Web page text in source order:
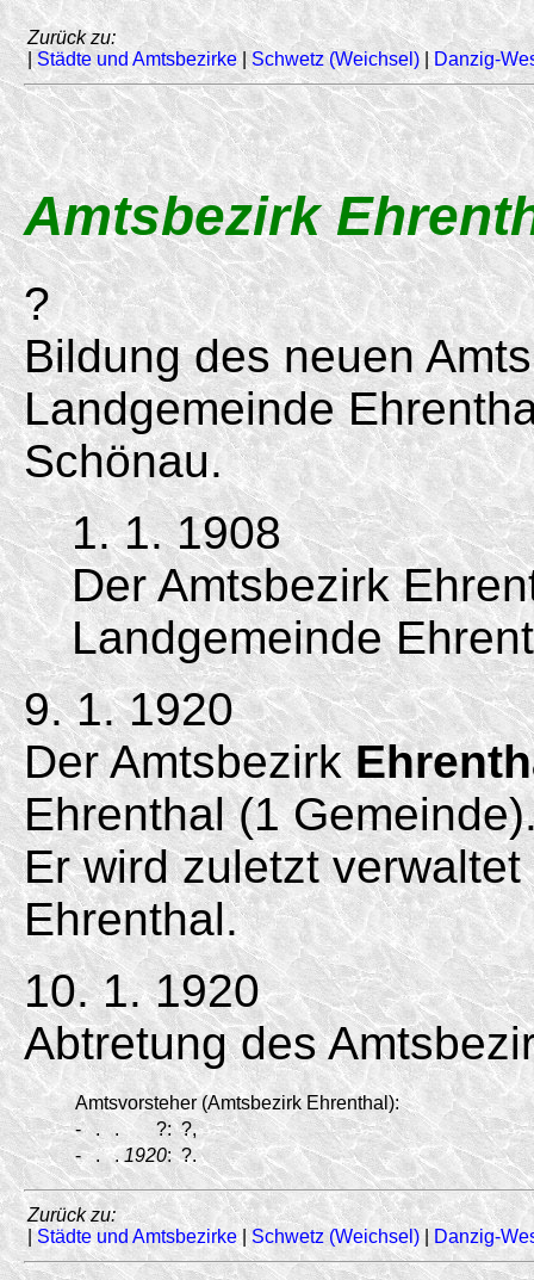
Zurück zu:
| Städte und Amtsbezirke|Schwetz (Weichsel)| Danzig-
Amtsbezirk
?
Bildung des neuen
Landgemeinde
Schönau.
1. 1. 1908
Der Amtsbezirk
Landgemeinde
9. 1. 1920
Der Amtsbezirk
Ehrenthal (1
Er wird zuletzt
Ehrenthal.
10. 1. 1920
Abtretung des
Amtsvorsteher (Amtsbezirk Ehrenthal):
-
. . ?: ?,
- . . 1920: ?.
Zurück zu:
|Städte und Amtsbezirke|Schwetz (Weichsel) | Danzig-